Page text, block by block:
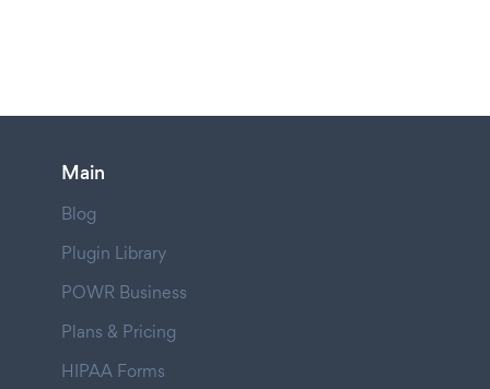
Main
Blog
Plugin Library
POWR Business
Plans & Pricing
HIPAA Forms